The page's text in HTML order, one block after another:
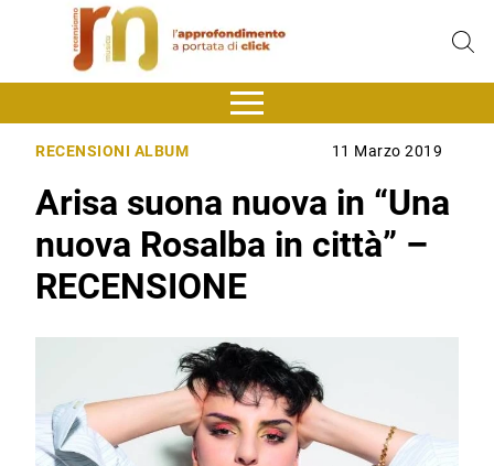
RECENSIONI ALBUM 11 Marzo 2019
Arisa suona nuova in “Una
nuova Rosalba in città” –
RECENSIONE